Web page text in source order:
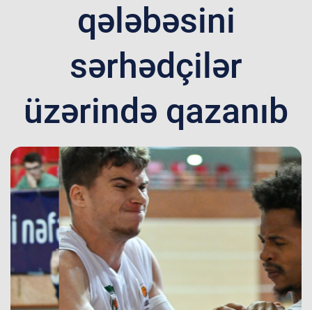
qələbəsini
sərhədçilər
üzərində qazanıb